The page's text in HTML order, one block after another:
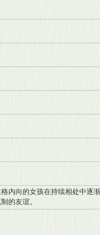
内向的女孩在持续相处中逐
的友谊。